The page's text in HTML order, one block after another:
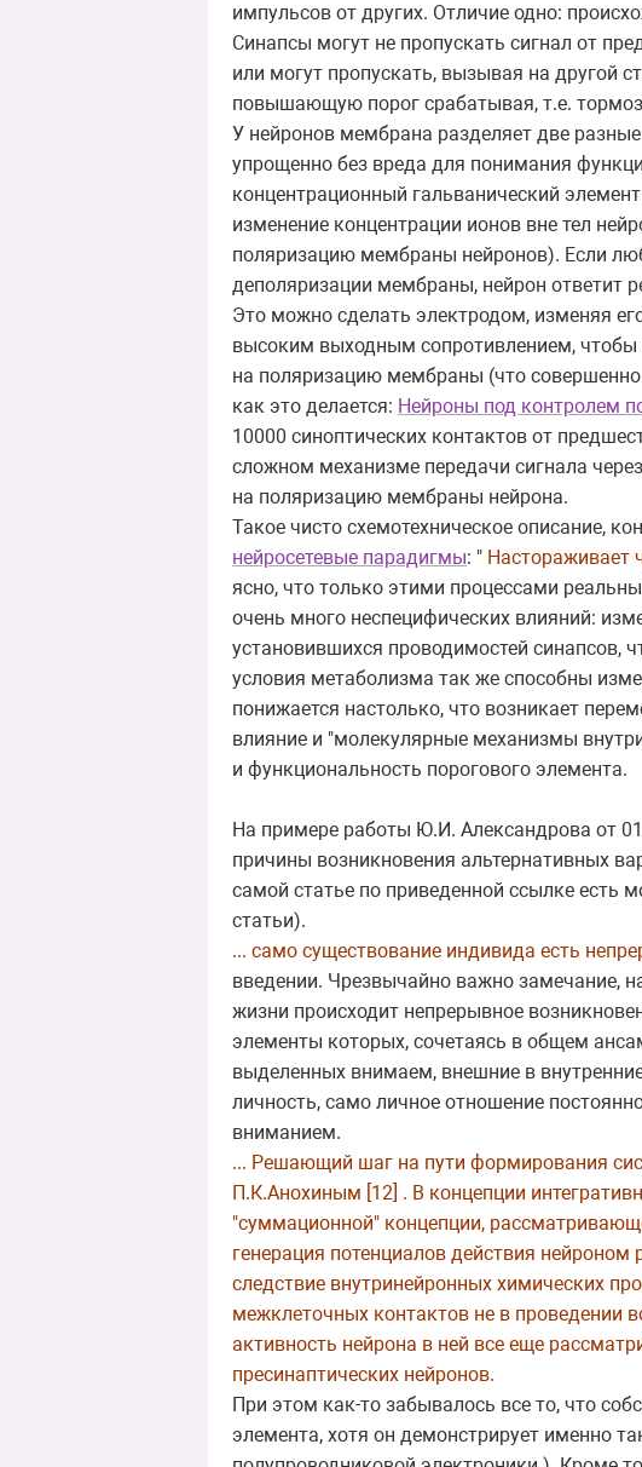
импульсов от других. Отличие одно:
Синапсы могут не пропускать сигнал от
или могут пропускать, вызывая на другой
повышающую порог срабатывая, т.е.
У нейронов мембрана разделяет две
упрощенно без вреда для понимания
концентрационный гальванический
изменение концентрации ионов вне тел
поляризацию мембраны нейронов). Если
деполяризации мембраны, нейрон ответит
Это можно сделать электродом, изменяя
высоким выходным сопротивлением, чтобы
на поляризацию мембраны (что
как это делается: Нейроны под контролем
10000 синоптических контактов от
сложном механизме передачи сигнала
на поляризацию мембраны нейрона.
Такое чисто схемотехническое описание,
нейросетевые парадигмы: " Настораживает
ясно, что только этими процессами
очень много неспецифических влияний:
установившихся проводимостей синапсов,
условия метаболизма так же способны
понижается настолько, что возникает
влияние и "молекулярные механизмы
и функциональность порогового элемента.
На примере работы Ю.И. Александрова от
причины возникновения альтернативных
самой статье по приведенной ссылке
статьи).
... само существование индивида есть
введении. Чрезвычайно важно замечание,
жизни происходит непрерывное
элементы которых, сочетаясь в общем
выделенных внимаем, внешние в
личность, само личное отношение
вниманием.
... Решающий шаг на пути формирования
П.К.Анохиным [12] . В концепции
"суммационной" концепции,
генерация потенциалов действия
следствие внутринейронных химических
межклеточных контактов не в проведении
активность нейрона в ней все еще
пресинаптических нейронов.
При этом как-то забывалось все то, что
элемента, хотя он демонстрирует именно